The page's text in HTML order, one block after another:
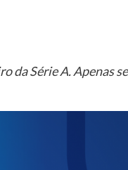
da Série A. Apenas